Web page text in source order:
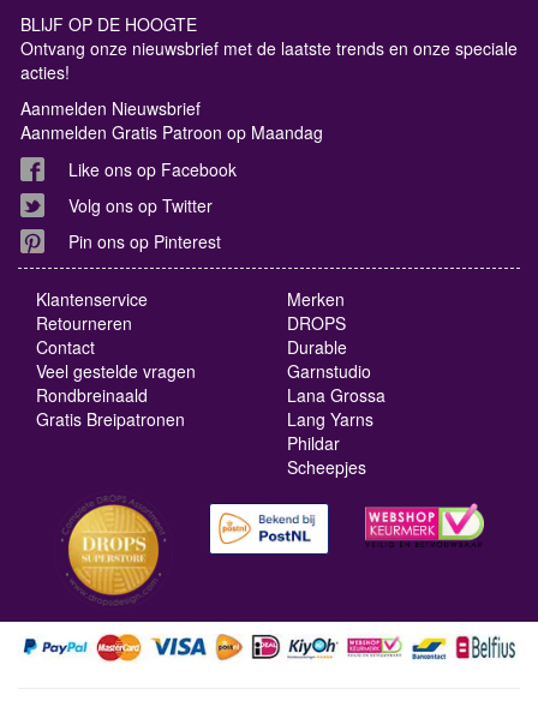
BLIJF OP DE HOOGTE
Ontvang onze nieuwsbrief met de laatste trends en onze speciale
acties!
Aanmelden Nieuwsbrief
Aanmelden Gratis Patroon op Maandag
Like ons op Facebook
Volg ons op Twitter
Pin ons op Pinterest
Klantenservice
Retourneren
Contact
Veel gestelde vragen
Rondbreinaald
Gratis Breipatronen
Merken
DROPS
Durable
Garnstudio
Lana Grossa
Lang Yarns
Phildar
Scheepjes